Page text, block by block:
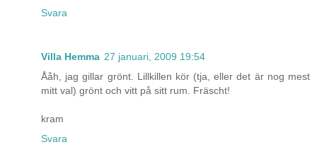
Svara
Villa Hemma 27 januari, 2009 19:54
Ååh, jag gillar grönt. Lillkillen kör (tja, eller det är nog mest
mitt val) grönt och vitt på sitt rum. Fräscht!
kram
Svara